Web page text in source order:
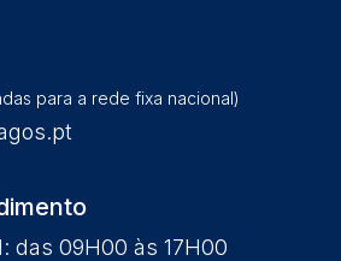
para a rede fixa nacional)
das 09H00 às 17H00